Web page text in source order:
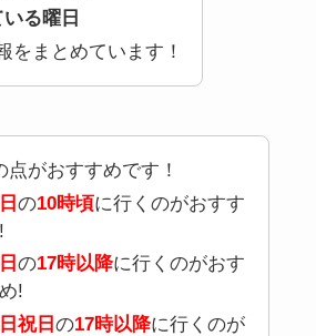
る曜日
をまとめています！
点がおすすめです！
の10時頃に行くのがおすす
の17時以降に行くのがおす
!
祝日の17時以降に行くのが